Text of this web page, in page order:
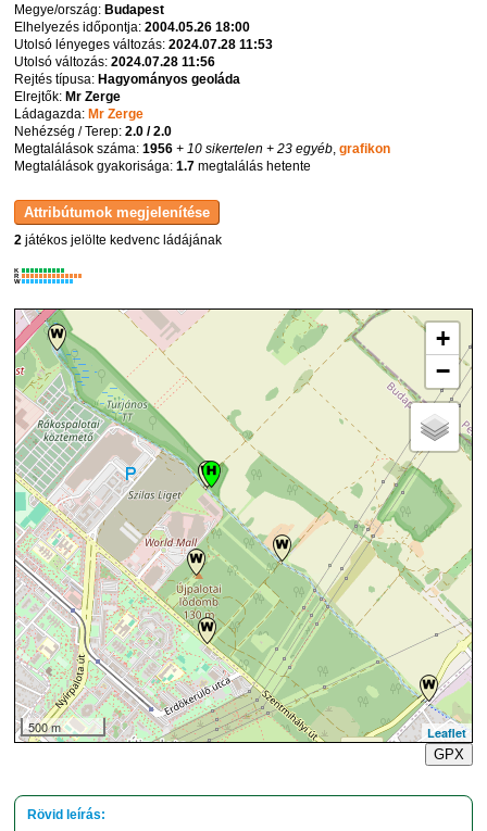
Megye/ország:Budapest
Elhelyezés időpontja:2004.05.26 18:00
Utolsó lényeges változás:2024.07.28 11:53
Utolsó változás:2024.07.28 11:56
Rejtés típusa:Hagyományos geoláda
Elrejtők:Mr Zerge
Ládagazda:Mr Zerge
Nehézség / Terep:2.0 / 2.0
Megtalálások száma:1956 + 10 sikertelen + 23 egyéb ,grafikon
Megtalálások gyakorisága:1.7 megtalálás hetente
2 játékos jelölte kedvenc ládájának
K
R
W
+
−
500 m
Leaflet
GPX